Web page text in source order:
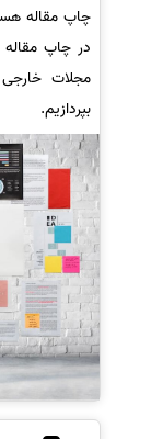
چاپ مقاله
در چاپ
مجلات
بپردازیم.